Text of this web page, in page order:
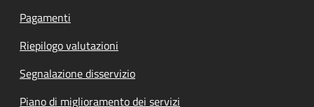
Pagamenti
Riepilogo valutazioni
Segnalazione disservizio
Piano di miglioramento dei servizi